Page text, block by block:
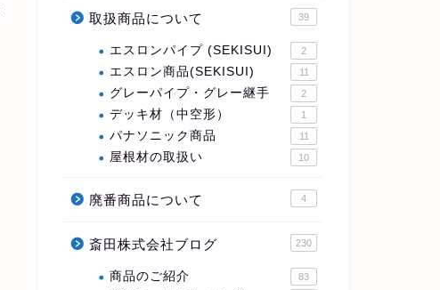
取扱商品について 39
エスロンパイプ (SEKISUI) 2
エスロン商品(SEKISUI) 11
グレーパイプ・グレー継手 2
デッキ材（中空形） 1
パナソニック商品 11
屋根材の取扱い 10
廃番商品について 4
斎田株式会社ブログ 230
商品のご紹介 83